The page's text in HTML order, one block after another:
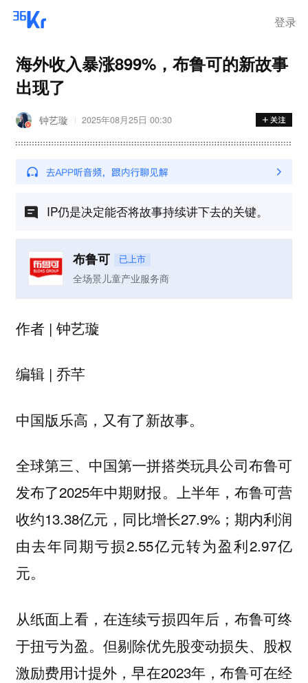
登录
海外收入暴涨899%，布鲁可的新故事
出现了
钟艺璇 2025年08月25日 00:30
IP仍是决定能否将故事持续讲下去的关键。
布鲁可 已上市
全场景儿童产业服务商
作者 | 钟艺璇
编辑 | 乔芊
中国版乐高，又有了新故事。
全球第三、中国第一拼搭类玩具公司布鲁可
发布了2025年中期财报。上半年，布鲁可营
收约13.38亿元，同比增长27.9%；期内利润
由去年同期亏损2.55亿元转为盈利2.97亿
元。
从纸面上看，在连续亏损四年后，布鲁可终
于扭亏为盈。但剔除优先股变动损失、股权
激励费用计提外，早在2023年，布鲁可在经